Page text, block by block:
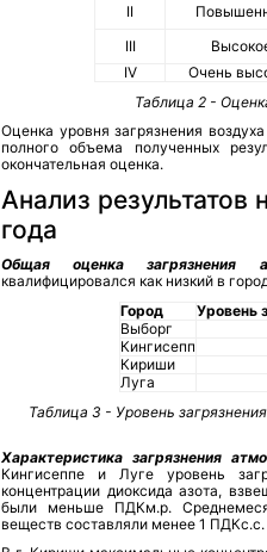
II
III
IV
Очень
Таблица 2 -
Оценка уровня загрязнения
полного объема полученных
окончательная оценка.
Анализ
года
Общая оценка загрязнения
квалифицировался как низкий в
Город
Уровень
Выборг
Кингисепп
Кириши
Луга
Таблица 3 - Уровень
Характеристика загрязнения
Кингисеппе и Луге уровень
концентрации диоксида азота,
были меньше ПДКм.р.
веществ составляли менее 1 ПДКс.с.